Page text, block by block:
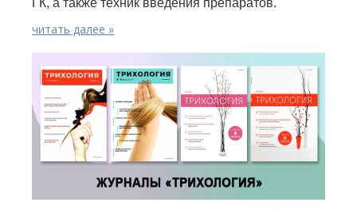
ГК, а также техник введения препаратов.
читать далее »